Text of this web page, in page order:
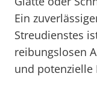
Ein
Streudienstes
reibungslosen
und